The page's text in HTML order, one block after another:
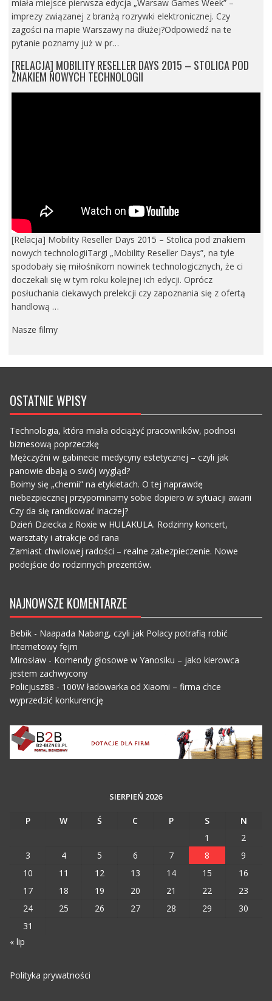
miała miejsce pierwsza edycja „Warsaw Games Week” –
imprezy związanej z branżą rozrywki elektronicznej. Czy
zagości na mapie Warszawy na dłużej?Odpowiedź na te
pytanie poznamy już w pr…
[RELACJA] MOBILITY RESELLER DAYS 2015 – STOLICA POD
ZNAKIEM NOWYCH TECHNOLOGII
[Relacja] Mobility Reseller Days 2015 – Stolica pod znakiem
nowych technologiiTargi „Mobility Reseller Days”, na tyle
spodobały się miłośnikom nowinek technologicznych, że ci
doczekali się w tym roku kolejnej ich edycji. Oprócz
posłuchania ciekawych prelekcji czy zapoznania się z ofertą
handlową …
Nasze filmy
OSTATNIE WPISY
Technologia, która miała odciążyć pracowników, podnosi
biznesową poprzeczkę
Mężczyźni w gabinecie medycyny estetycznej – czyli jak
panowie dbają o swój wygląd?
Boimy się „chemii” na etykietach. O tej naprawdę
niebezpiecznej przypominamy sobie dopiero w sytuacji awarii
Czy da się randkować inaczej?
Dzień Dziecka z Roxie w HULAKULA. Rodzinny koncert,
warsztaty i atrakcje od rana
Zamiast chwilowej radości – realne zabezpieczenie. Nowe
podejście do rodzinnych prezentów.
NAJNOWSZE KOMENTARZE
Bebik- Naapada Nabang, czyli jak Polacy potrafią robić
Internetowy fejm
Mirosław- Komendy głosowe w Yanosiku – jako kierowca
jestem zachwycony
Policjusz88 - 100W ładowarka od Xiaomi – firma chce
wyprzedzić konkurencję
SIERPIEŃ 2026
P W Ś C P S
N
1
2
3
4 5 6 7 8
9
10
11 12 13 14 15
16
17
18 19 20 21 22
23
24
25 26 27 28 29
30
31
« lip
Polityka prywatności